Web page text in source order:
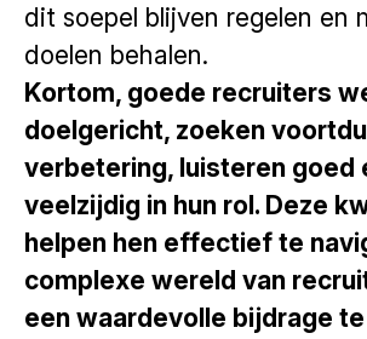
dit soepel blijven regelen en
doelen behalen.
Kortom, goede recruiters
doelgericht, zoeken
verbetering, luisteren goed
veelzijdig in hun rol. Deze
helpen hen effectief te
complexe wereld van
een waardevolle bijdrage